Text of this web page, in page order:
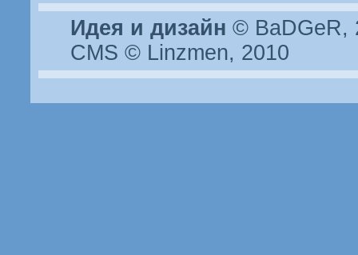
Идея и дизайн © BaDGeR,
CMS © Linzmen, 2010